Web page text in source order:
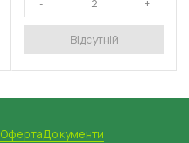
Відсутній
ОфертаДокументи